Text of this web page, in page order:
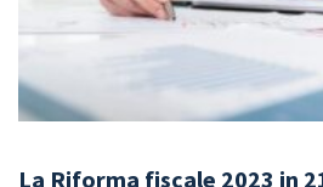
La Riforma fiscale 2023 in